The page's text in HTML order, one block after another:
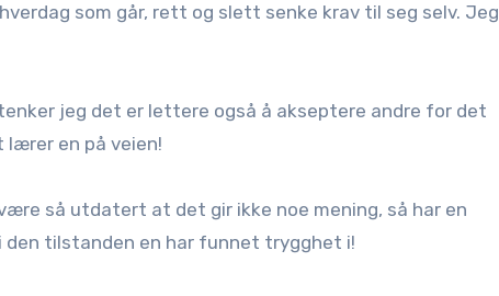
som går, rett og slett senke krav til seg selv. Jeg
jeg det er lettere også å akseptere andre for det
lærer en på veien!
så utdatert at det gir ikke noe mening, så har en
den tilstanden en har funnet trygghet i!